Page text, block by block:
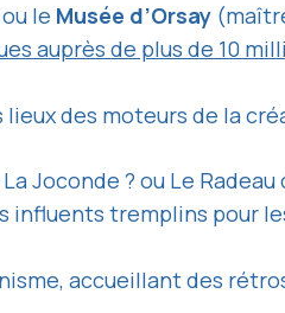
le Musée d’Orsay
auprès de plus de 10
lieux des moteurs de la
Joconde ? ou Le Radeau
influents tremplins pour
accueillant des